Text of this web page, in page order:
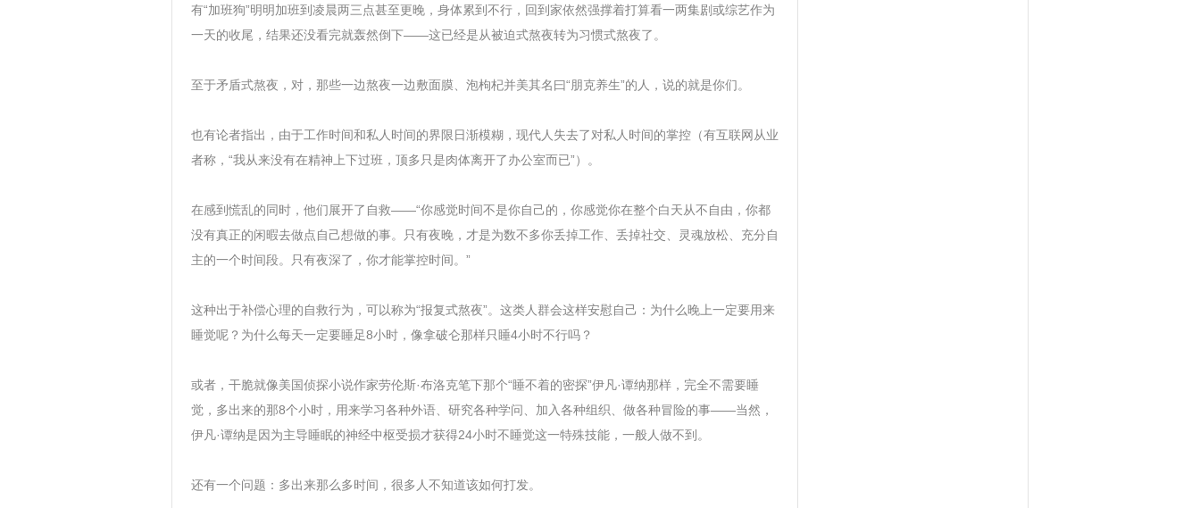
有“加班狗”明明加班到凌晨两三点甚至更晚，身体累到不行，回到家依然强撑着打算看一两集剧或综艺作为
一天的收尾，结果还没看完就轰然倒下——这已经是从被迫式熬夜转为习惯式熬夜了。
至于矛盾式熬夜，对，那些一边熬夜一边敷面膜、泡枸杞并美其名曰“朋克养生”的人，说的就是你们。
也有论者指出，由于工作时间和私人时间的界限日渐模糊，现代人失去了对私人时间的掌控（有互联网从业
者称，“我从来没有在精神上下过班，顶多只是肉体离开了办公室而已”）。
在感到慌乱的同时，他们展开了自救——“你感觉时间不是你自己的，你感觉你在整个白天从不自由，你都
没有真正的闲暇去做点自己想做的事。只有夜晚，才是为数不多你丢掉工作、丢掉社交、灵魂放松、充分自
主的一个时间段。只有夜深了，你才能掌控时间。”
这种出于补偿心理的自救行为，可以称为“报复式熬夜”。这类人群会这样安慰自己：为什么晚上一定要用来
睡觉呢？为什么每天一定要睡足8小时，像拿破仑那样只睡4小时不行吗？
或者，干脆就像美国侦探小说作家劳伦斯·布洛克笔下那个“睡不着的密探”伊凡·谭纳那样，完全不需要睡
觉，多出来的那8个小时，用来学习各种外语、研究各种学问、加入各种组织、做各种冒险的事——当然，
伊凡·谭纳是因为主导睡眠的神经中枢受损才获得24小时不睡觉这一特殊技能，一般人做不到。
还有一个问题：多出来那么多时间，很多人不知道该如何打发。